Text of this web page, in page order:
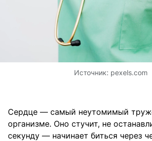
Источник: pexels.com
Сердце — самый неутомимый
организме. Оно стучит, не
секунду — начинает биться через